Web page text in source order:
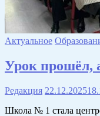
Актуальное
Урок прошёл,
Редакция 22.12.2025
Школа № 1 стала